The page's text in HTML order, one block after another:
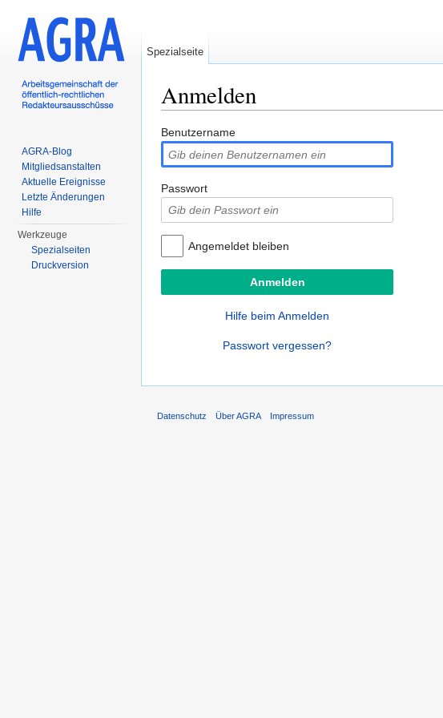
Anmelden
Benutzername
Passwort
Angemeldet bleiben
Hilfe beim Anmelden
Passwort vergessen?
Spezialseite
AGRA-Blog
Mitgliedsanstalten
Aktuelle Ereignisse
Letzte Änderungen
Hilfe
Werkzeuge
Spezialseiten
Druckversion
Datenschutz Über AGRA Impressum